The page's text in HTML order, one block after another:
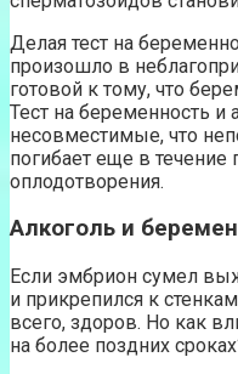
Делая тест на
произошло в
готовой к тому, что
Тест на беременность и
несовместимые, что
погибает еще в
оплодотворения.
Алкоголь и
Если эмбрион сумел
и прикрепился к
всего, здоров. Но как
на более поздних